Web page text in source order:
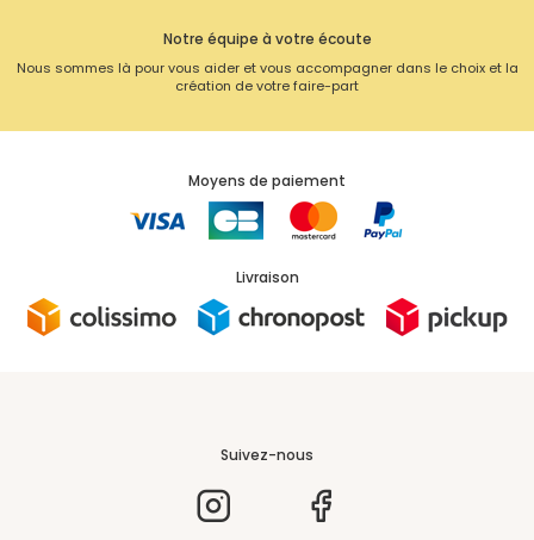
Notre équipe à votre écoute
Nous sommes là pour vous aider et vous accompagner dans le choix et la
création de votre faire-part
Moyens de paiement
Livraison
Suivez-nous